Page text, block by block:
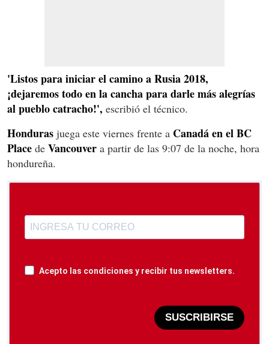
'Listos para iniciar el camino a Rusia 2018,
¡dejaremos todo en la cancha para darle más alegrías
al pueblo catracho!', escribió el técnico.
Honduras juega este viernes frente a Canadá en el BC
Place de Vancouver a partir de las 9:07 de la noche, hora
hondureña.
Acepto las condiciones y recibir tus newsletters.
SUSCRIBIRSE